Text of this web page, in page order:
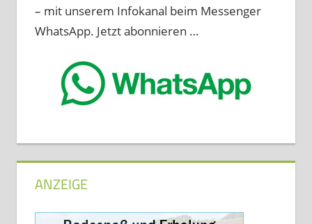
– mit unserem Infokanal beim Messenger
WhatsApp. Jetzt abonnieren …
ANZEIGE